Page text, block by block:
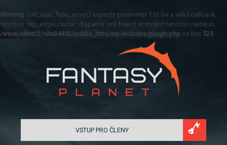
Warning: call_user_func_array() expects parameter 1 to be a valid callback,
function 'wp_edge_cache_dispatch' not found or invalid function name in
/www/sites/2/site24452/public_html/wp-includes/plugin.php on line 525
VSTUP PRO ČLENY